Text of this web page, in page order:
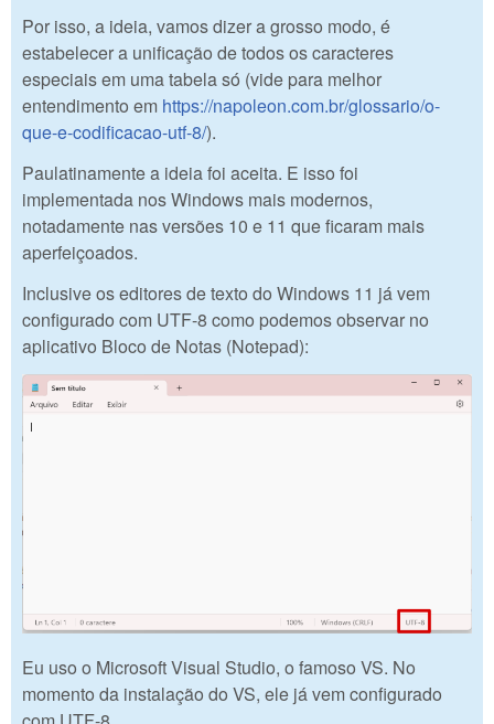
Por isso, a ideia, vamos dizer a grosso modo, é
estabelecer a unificação de todos os caracteres
especiais em uma tabela só (vide para melhor
entendimento em https://napoleon.com.br/glossario/o-
que-e-codificacao-utf-8/).
Paulatinamente a ideia foi aceita. E isso foi
implementada nos Windows mais modernos,
notadamente nas versões 10 e 11 que ficaram mais
aperfeiçoados.
Inclusive os editores de texto do Windows 11 já vem
configurado com UTF-8 como podemos observar no
aplicativo Bloco de Notas (Notepad):
Eu uso o Microsoft Visual Studio, o famoso VS. No
momento da instalação do VS, ele já vem configurado